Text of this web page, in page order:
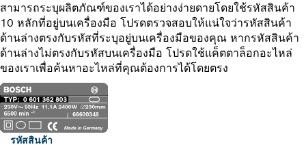
สามารถระบุผลิตภัณฑ์ของเราได้อย่างง่ายดายโดยใช้รหัสสินค้า
10 หลักที่อยู่บนเครื่องมือ โปรดตรวจสอบให้แน่ใจว่ารหัสสินค้า
ด้านล่างตรงกับรหัสที่ระบุอยู่บนเครื่องมือของคุณ หากรหัสสินค้า
ด้านล่างไม่ตรงกับรหัสบนเครื่องมือ โปรดใช้แค็ตตาล็อกอะไหล่
ของเราเพื่อค้นหาอะไหล่ที่คุณต้องการได้โดยตรง
รหัสสินค้า